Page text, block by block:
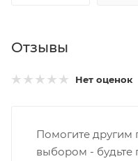
Отзывы
Нет оценок
Помогите другим
выбором - будьте